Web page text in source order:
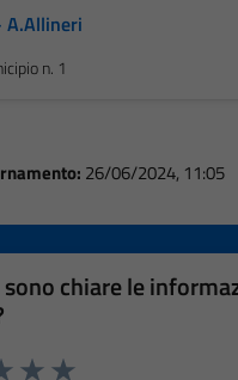
A.Allineri
n. 1
26/06/2024, 11:05
chiare le